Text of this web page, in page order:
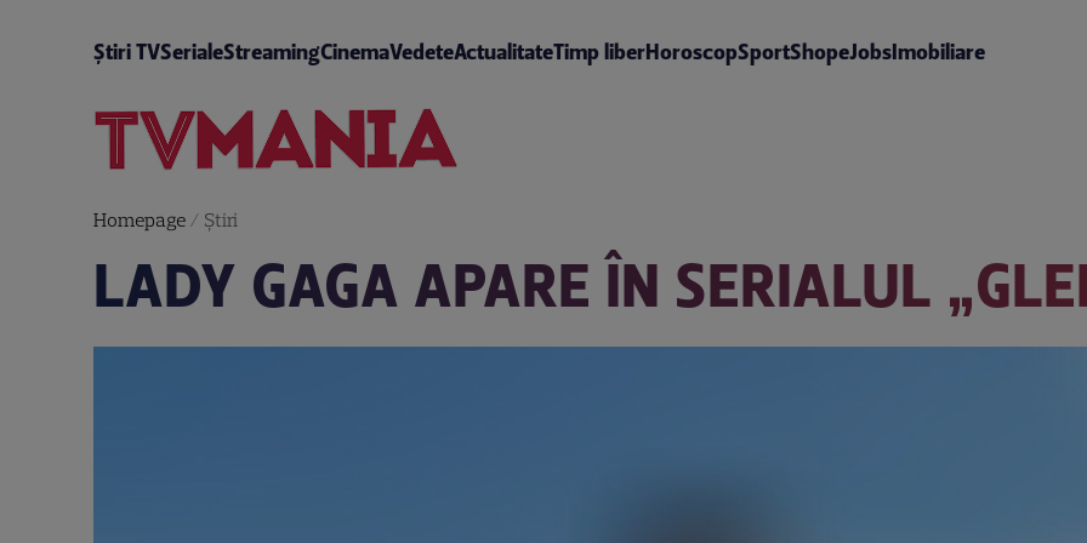
Știri TVSerialeStreamingCinemaVedeteActualitateTimp liberHoroscopSportShopeJobsImobiliare
Homepage/ Știri
LADY GAGA APARE ÎN SERIALUL